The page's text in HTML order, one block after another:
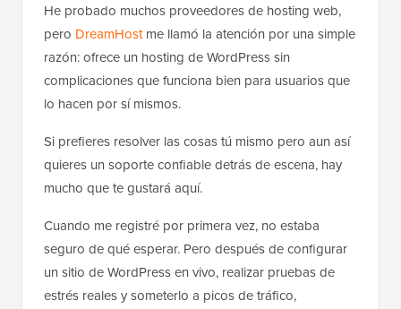
He probado muchos proveedores de hosting web,
pero DreamHostme llamó la atención por una simple
razón: ofrece un hosting de WordPress sin
complicaciones que funciona bien para usuarios que
lo hacen por sí mismos.
Si prefieres resolver las cosas tú mismo pero aun así
quieres un soporte confiable detrás de escena, hay
mucho que te gustará aquí.
Cuando me registré por primera vez, no estaba
seguro de qué esperar. Pero después de configurar
un sitio de WordPress en vivo, realizar pruebas de
estrés reales y someterlo a picos de tráfico,